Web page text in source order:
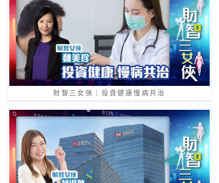
財智三女俠｜投資健康慢病共治